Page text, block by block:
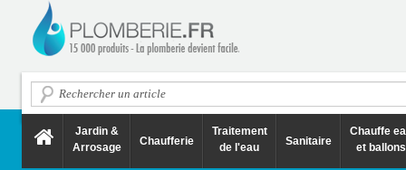
Jardin &
Arrosage
Chaufferie
Traitement
de l'eau
Sanitaire
Chauffe
et ballons